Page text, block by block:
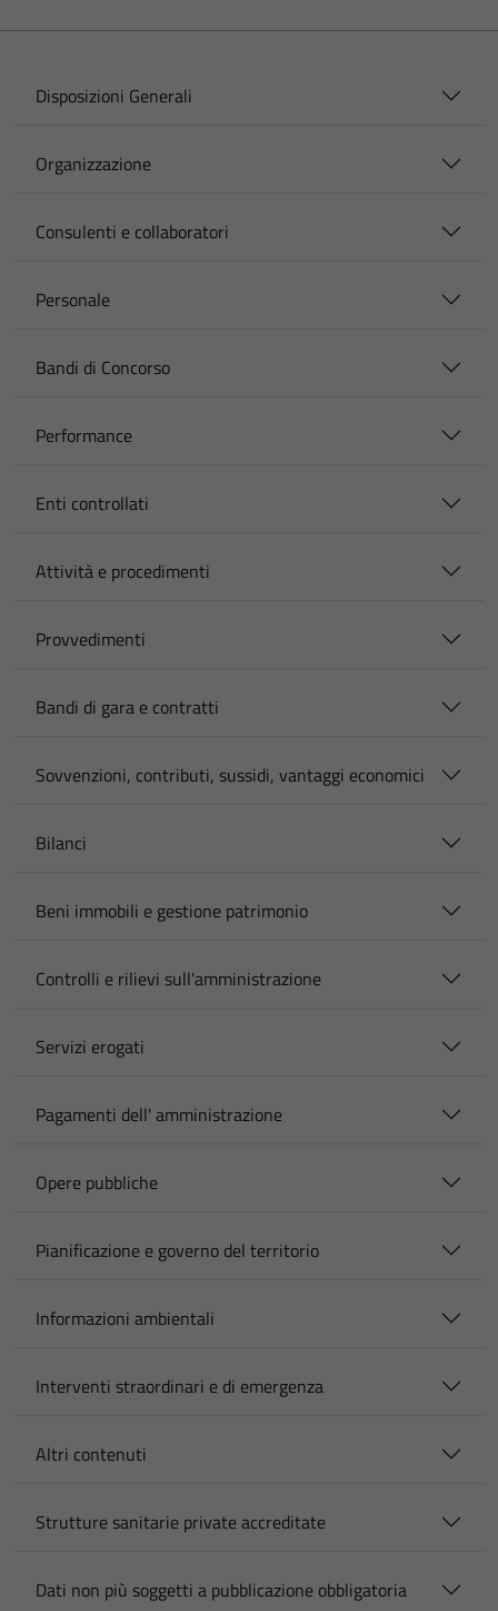
Disposizioni Generali
Organizzazione
Consulenti e collaboratori
Personale
Bandi di Concorso
Performance
Enti controllati
Attività e procedimenti
Provvedimenti
Bandi di gara e contratti
Sovvenzioni, contributi, sussidi, vantaggi economici
Bilanci
Beni immobili e gestione patrimonio
Controlli e rilievi sull'amministrazione
Servizi erogati
Pagamenti dell' amministrazione
Opere pubbliche
Pianificazione e governo del territorio
Informazioni ambientali
Interventi straordinari e di emergenza
Altri contenuti
Strutture sanitarie private accreditate
Dati non più soggetti a pubblicazione obbligatoria